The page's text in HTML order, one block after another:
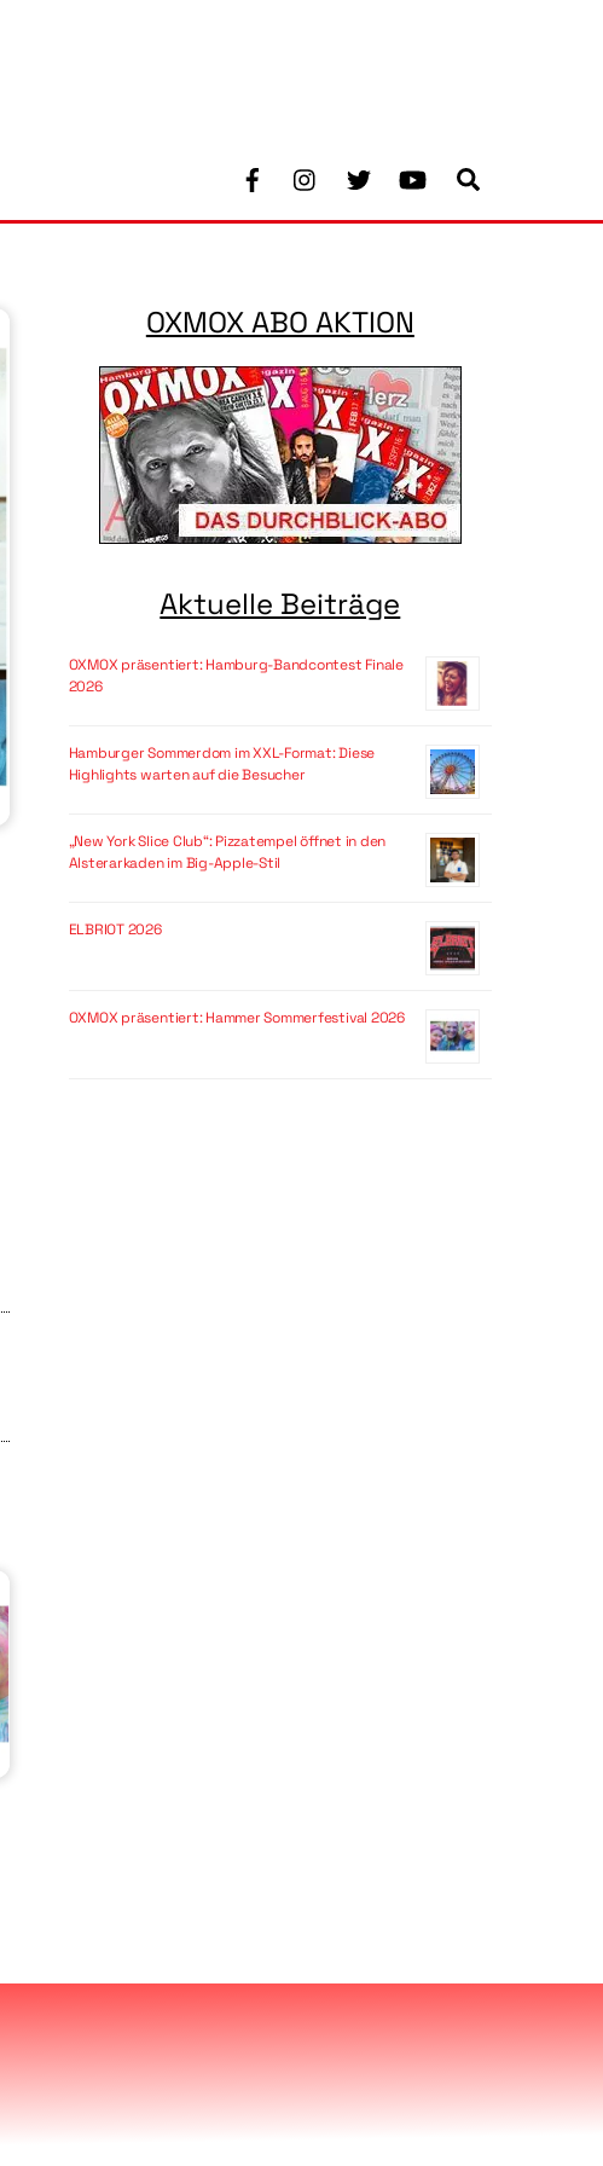
Facebook Youtube
OXMOX ABO AKTION
Aktuelle Beiträge
OXMOX präsentiert: Hamburg-Bandcontest Finale
2026
Hamburger Sommerdom im XXL-Format: Diese
Highlights warten auf die Besucher
„New York Slice Club“: Pizzatempel öffnet in den
Alsterarkaden im Big-Apple-Stil
ELBRIOT 2026
OXMOX präsentiert: Hammer Sommerfestival 2026